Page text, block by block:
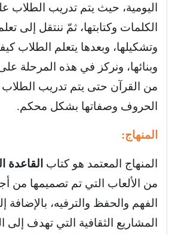
اليومية، حيث يتم تدريب الطلاب
الكلمات وكتابتها، ثمّ ننتقل إلى
وتشكيلها، وبعدها يتعلم الطلاب
وبنائها، ونركز في هذه المرحلة
من القرآن حتى يتم تدريب
الحروف وصفاتها بشكل محكم.
المنهاج:
المنهاج المعتمد هو كتاب القاعدة
من الألعاب التي تم تصميمها من
الفهم والحفظ والترفيه، بالإضافة
المشاريع الثقافية التي تهدف إلى